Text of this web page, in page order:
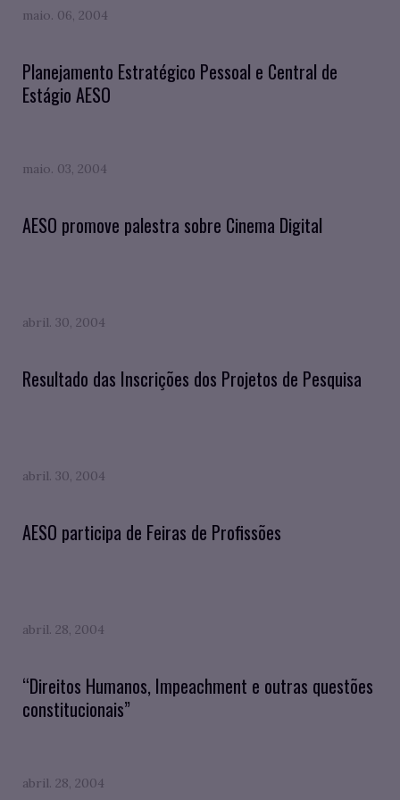
maio. 06, 2004
Planejamento Estratégico Pessoal e Central de
Estágio AESO
maio. 03, 2004
AESO promove palestra sobre Cinema Digital
abril. 30, 2004
Resultado das Inscrições dos Projetos de Pesquisa
abril. 30, 2004
AESO participa de Feiras de Profissões
abril. 28, 2004
“Direitos Humanos, Impeachment e outras questões
constitucionais”
abril. 28, 2004